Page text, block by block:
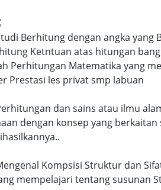
Berhitung dengan angka
Ketntuan atas hitungan
Perhitungan Matematika yang
Prestasi les privat smp labuan
dan sains atau ilmu
dengan konsep yang
Kompsisi Struktur dan
mempelajari tentang susunan